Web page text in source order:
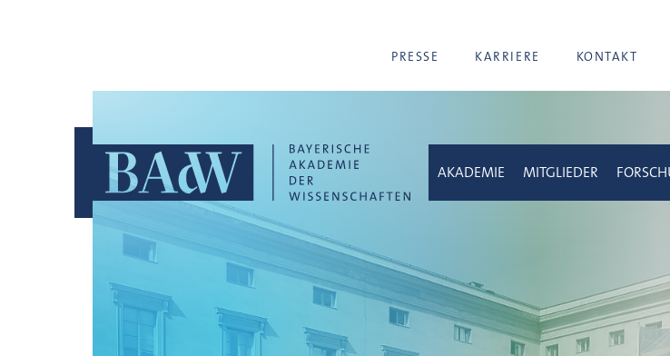
PRESSE KARRIERE KONTAKT
AKADEMIE MITGLIEDER